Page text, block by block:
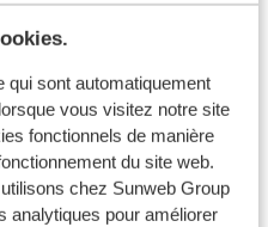
qui sont automatiquement
vous visitez notre site
fonctionnels de manière
du site web.
chez Sunweb Group
analytiques pour améliorer
- Costa Brava
- Réservé aux